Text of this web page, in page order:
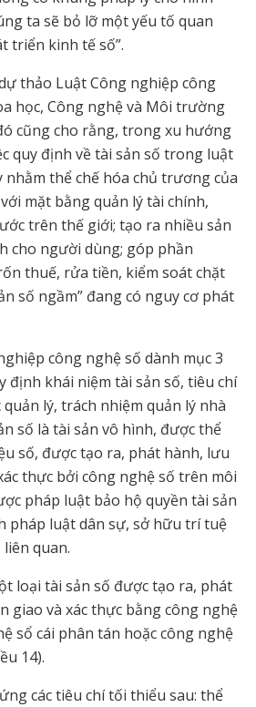
ta sẽ bỏ lỡ một yếu tố quan
triển kinh tế số”.
thảo Luật Công nghiệp công
học, Công nghệ và Môi trường
cũng cho rằng, trong xu hướng
quy định về tài sản số trong luật
nhằm thể chế hóa chủ trương của
mặt bằng quản lý tài chính,
trên thế giới; tạo ra nhiều sản
cho người dùng; góp phần
thuế, rửa tiền, kiểm soát chặt
số ngầm” đang có nguy cơ phát
công nghệ số dành mục 3
định khái niệm tài sản số, tiêu chí
lý, trách nhiệm quản lý nhà
số là tài sản vô hình, được thể
số, được tạo ra, phát hành, lưu
thực bởi công nghệ số trên môi
pháp luật bảo hộ quyền tài sản
pháp luật dân sự, sở hữu trí tuệ
quan.
loại tài sản số được tạo ra, phát
giao và xác thực bằng công nghệ
sổ cái phân tán hoặc công nghệ
14).
các tiêu chí tối thiểu sau: thể